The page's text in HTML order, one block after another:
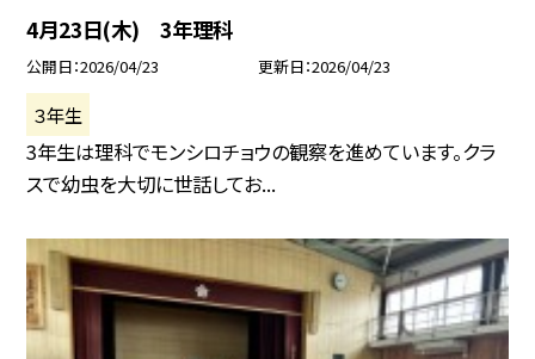
4月23日(木) 3年理科
公開日 2026/04/23 更新日 2026/04/23
３年生
3年生は理科でモンシロチョウの観察を進めています。クラ
スで幼虫を大切に世話してお...